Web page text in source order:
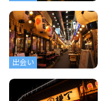
出会い